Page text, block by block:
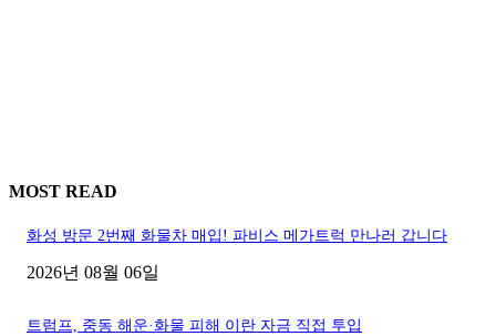
MOST READ
화성 방문 2번째 화물차 매입! 파비스 메가트럭 만나러 갑니다
2026년 08월 06일
트럼프, 중동 해운·화물 피해 이란 자금 직접 투입